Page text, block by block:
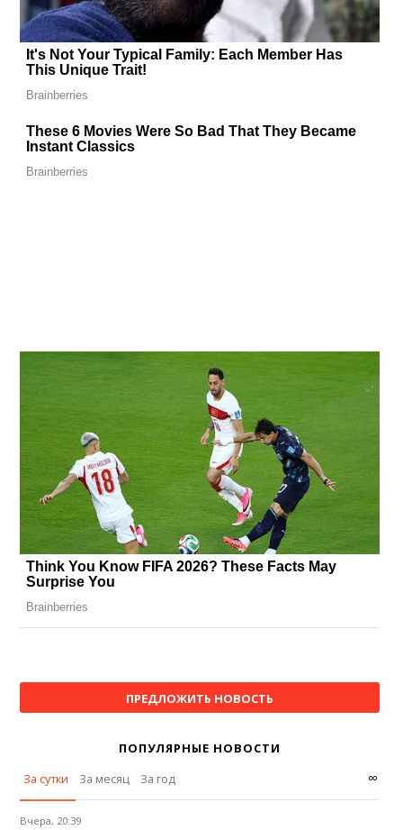
ПРЕДЛОЖИТЬ НОВОСТЬ
ПОПУЛЯРНЫЕ НОВОСТИ
За сутки
За месяц За год ∞
Вчера, 20:39